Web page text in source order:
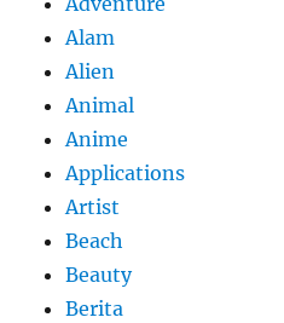
Alam
Alien
Animal
Anime
Applications
Artist
Beach
Beauty
Berita